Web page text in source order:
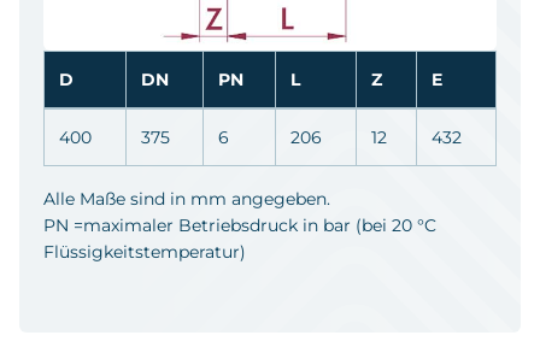
D DN PN L Z E
400 375 6 206 12 432
Alle Maße sind in mm angegeben.
PN =maximaler Betriebsdruck in bar (bei 20 °C
Flüssigkeitstemperatur)